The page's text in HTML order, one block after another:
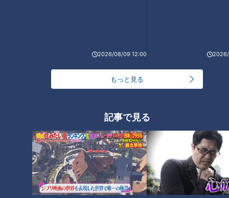
2026/08/09 12:00
もっと見る
記事で見る
るですね。#みてちょてれび #
アナウンサー #ニュース
車を安く買えて、高く売れる？
自動車フリマ「カババ」と
おうちで簡単本格スキンケア！
高級美顔器を使ってみたらどう
なった？【デパチャン】